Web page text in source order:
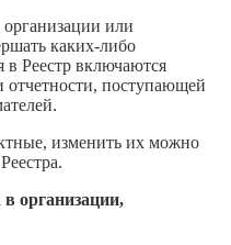
организации или
каких-либо
в Реестр включаются
отчетности, поступающей
изменить их можно
организации,